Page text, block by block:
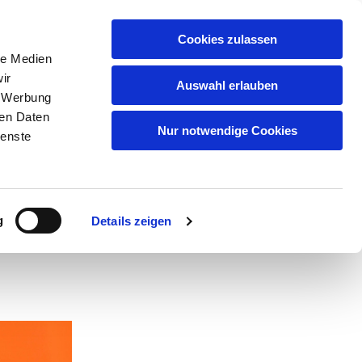
Medien
Daten
Details zeigen
Cookies zulassen
Auswahl erlauben
Nur notwendige Cookies
ÜBER UNS FAQ